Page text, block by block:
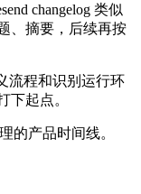
changelog 类似
、摘要，后续再按
流程和识别运行环
下起点。
的产品时间线。